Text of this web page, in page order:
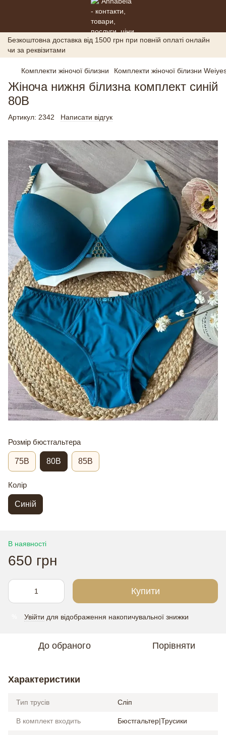
Безкоштовна доставка від 1500 грн при повній оплаті онлайн
чи за реквізитами
Комплекти жіночої білизни Комплекти жіночої білизни
Жіноча нижня білизна комплект синій
80В
Артикул: 2342 Написати відгук
Розмір бюстгальтера
75B 80В 85В
Колір
Синій
В наявності
650 грн
Купити
Увійти для відображення накопичувальної знижки
До обраного Порівняти
Характеристики
Тип трусів Сліп
В комплект входить Бюстгальтер|Трусики